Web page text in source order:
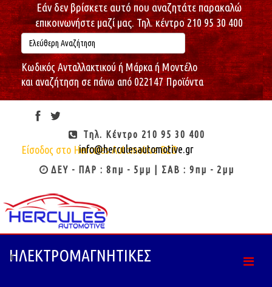
Εάν δεν βρίσκετε αυτό που αναζητάτε παρακαλώ
επικοινωνήστε μαζί μας. Τηλ. κέντρο 210 95 30 400
Κωδικός Ανταλλακτικού ή Μάρκα ή Μοντέλο
και αναζήτηση σε πάνω από 022147 Προϊόντα
Καλώς ήρθες : Επισκέπτη
Είσοδος στο Hercules Automotive B2B
Τηλ. Κέντρο 210 95 30 400
info@herculesautomotive.gr
ΔΕΥ - ΠΑΡ : 8πμ - 5μμ | ΣΑΒ : 9πμ - 2μμ
0
ΗΛΕΚΤΡΟΜΑΓΝΗΤΙΚΕΣ